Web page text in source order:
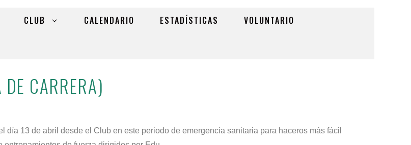
CLUB CALENDARIO ESTADÍSTICAS VOLUNTARIO
CARRERA)
día 13 de abril desde el Club en este periodo de emergencia sanitaria para haceros más fácil